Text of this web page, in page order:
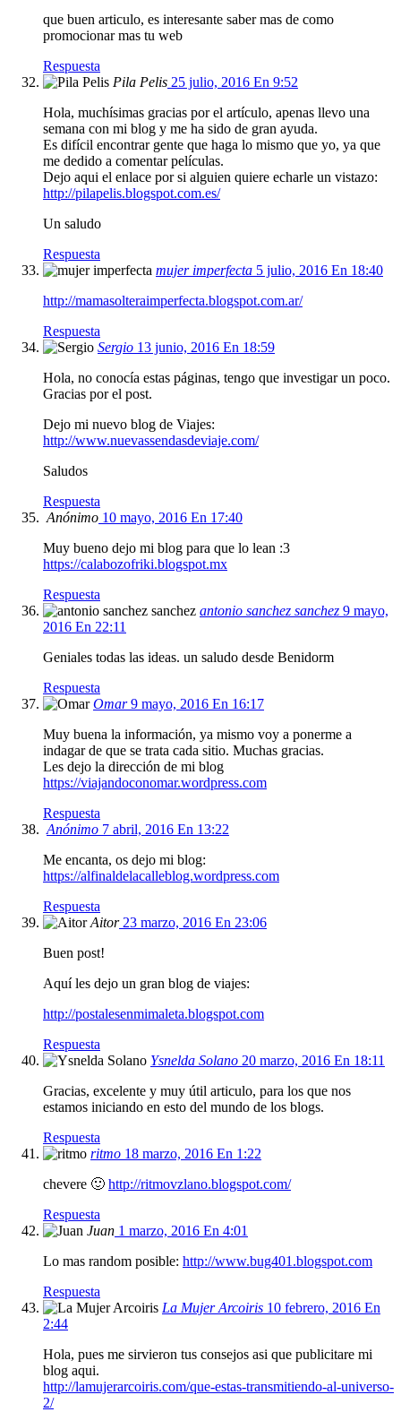
que buen articulo, es interesante saber mas de como
promocionar mas tu web
Respuesta
Pila Pelis 25 julio, 2016 En 9:52
Hola, muchísimas gracias por el artículo, apenas llevo una
semana con mi blog y me ha sido de gran ayuda.
Es difícil encontrar gente que haga lo mismo que yo, ya que
me dedido a comentar películas.
Dejo aqui el enlace por si alguien quiere echarle un vistazo:
http://pilapelis.blogspot.com.es/
Un saludo
Respuesta
mujer imperfecta 5 julio, 2016 En 18:40
http://mamasolteraimperfecta.blogspot.com.ar/
Respuesta
Sergio 13 junio, 2016 En 18:59
Hola, no conocía estas páginas, tengo que investigar un poco.
Gracias por el post.
Dejo mi nuevo blog de Viajes:
http://www.nuevassendasdeviaje.com/
Saludos
Respuesta
Anónimo 10 mayo, 2016 En 17:40
Muy bueno dejo mi blog para que lo lean :3
https://calabozofriki.blogspot.mx
Respuesta
antonio sanchez sanchez 9 mayo,
2016 En 22:11
Geniales todas las ideas. un saludo desde Benidorm
Respuesta
Omar 9 mayo, 2016 En 16:17
Muy buena la información, ya mismo voy a ponerme a
indagar de que se trata cada sitio. Muchas gracias.
Les dejo la dirección de mi blog
https://viajandoconomar.wordpress.com
Respuesta
Anónimo 7 abril, 2016 En 13:22
Me encanta, os dejo mi blog:
https://alfinaldelacalleblog.wordpress.com
Respuesta
Aitor 23 marzo, 2016 En 23:06
Buen post!
Aquí les dejo un gran blog de viajes:
http://postalesenmimaleta.blogspot.com
Respuesta
Ysnelda Solano 20 marzo, 2016 En 18:11
Gracias, excelente y muy útil articulo, para los que nos
estamos iniciando en esto del mundo de los blogs.
Respuesta
ritmo 18 marzo, 2016 En 1:22
chevere 🙂 http://ritmovzlano.blogspot.com/
Respuesta
Juan 1 marzo, 2016 En 4:01
Lo mas random posible: http://www.bug401.blogspot.com
Respuesta
La Mujer Arcoiris 10 febrero, 2016 En
2:44
Hola, pues me sirvieron tus consejos asi que publicitare mi
blog aqui.
http://lamujerarcoiris.com/que-estas-transmitiendo-al-universo-
2/